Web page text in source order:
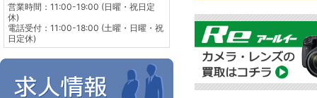
営業時間：11:00-19:00 (日曜・祝日定
休)
電話受付：11:00-18:00 (土曜・日曜・祝
日定休)